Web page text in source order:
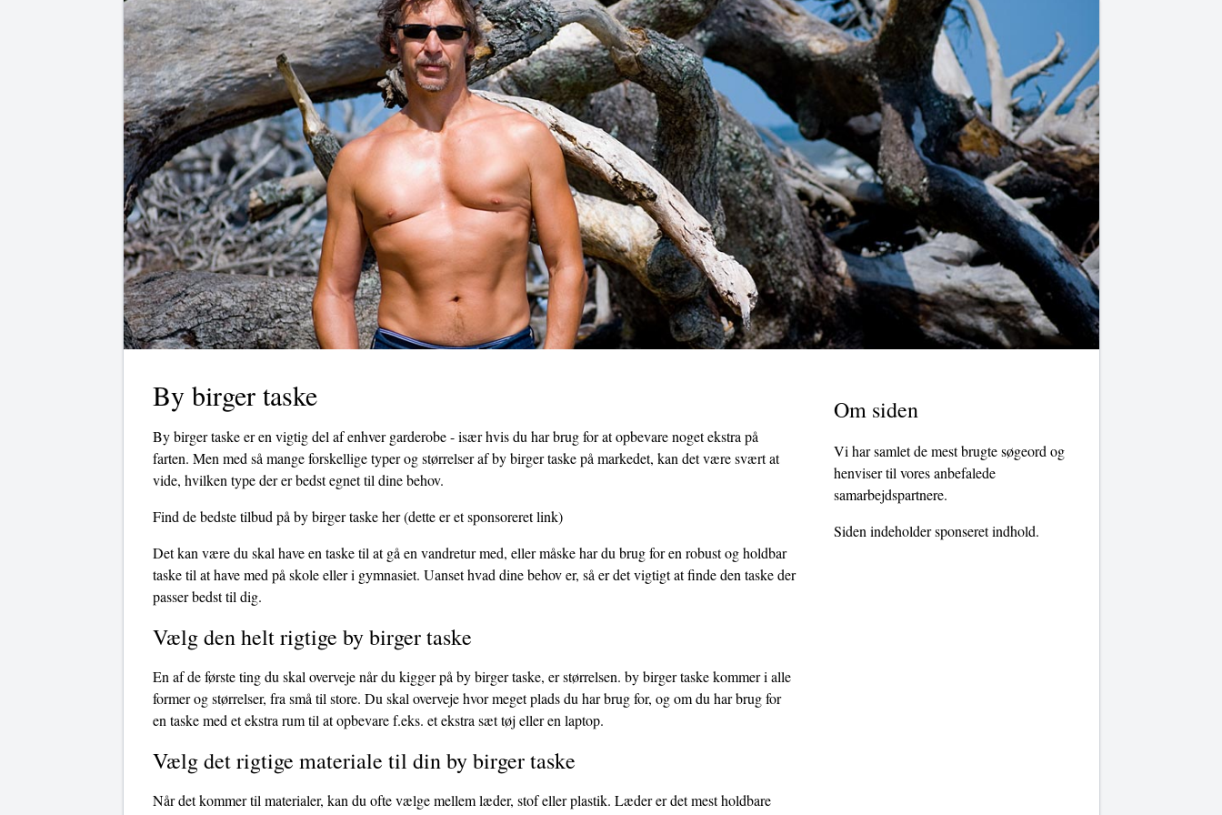
By birger taske
By birger taske er en vigtig del af enhver garderobe - især hvis du har brug for at opbevare noget ekstra på
farten. Men med så mange forskellige typer og størrelser af by birger taske på markedet, kan det være svært at
vide, hvilken type der er bedst egnet til dine behov.
Find de bedste tilbud på by birger taske her(dette er et sponsoreret link)
Det kan være du skal have en taske til at gå en vandretur med, eller måske har du brug for en robust og holdbar
taske til at have med på skole eller i gymnasiet. Uanset hvad dine behov er, så er det vigtigt at finde den taske der
passer bedst til dig.
Vælg den helt rigtige by birger taske
En af de første ting du skal overveje når du kigger på by birger taske, er størrelsen. by birger taske kommer i alle
former og størrelser, fra små til store. Du skal overveje hvor meget plads du har brug for, og om du har brug for
en taske med et ekstra rum til at opbevare f.eks. et ekstra sæt tøj eller en laptop.
Vælg det rigtige materiale til din by birger taske
Når det kommer til materialer, kan du ofte vælge mellem læder, stof eller plastik. Læder er det mest holdbare
Om siden
Vi har samlet de mest brugte søgeord og
henviser til vores anbefalede
samarbejdspartnere.
Siden indeholder sponseret indhold.